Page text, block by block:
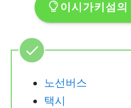
이시가키섬의
노선버스
택시